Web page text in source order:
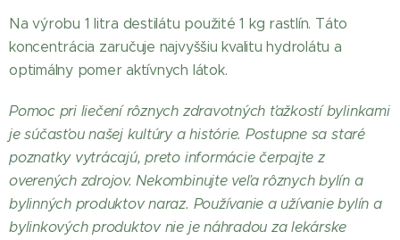
Na výrobu 1 litra destilátu použité 1 kg rastlín. Táto
koncentrácia zaručuje najvyššiu kvalitu hydrolátu a
optimálny pomer aktívnych látok.
Pomoc pri liečení rôznych zdravotných ťažkostí bylinkami
je súčasťou našej kultúry a histórie. Postupne sa staré
poznatky vytrácajú, preto informácie čerpajte z
overených zdrojov. Nekombinujte veľa rôznych bylín a
bylinných produktov naraz. Používanie a užívanie bylín a
bylinkových produktov nie je náhradou za lekárske